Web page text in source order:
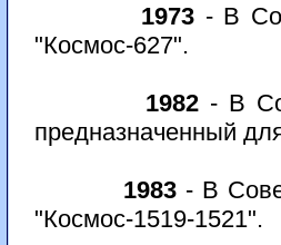
1973- В
"Космос-627".
1982- В
предназначенный
1983- В
"Космос-1519-1521".